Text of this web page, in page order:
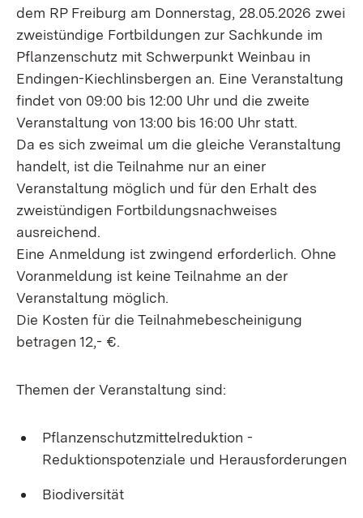
dem RP Freiburg am Donnerstag, 28.05.2026 zwei
zweistündige Fortbildungen zur Sachkunde im
Pflanzenschutz mit Schwerpunkt Weinbau in
Endingen-Kiechlinsbergen an. Eine Veranstaltung
findet von 09:00 bis 12:00 Uhr und die zweite
Veranstaltung von 13:00 bis 16:00 Uhr statt.
Da es sich zweimal um die gleiche Veranstaltung
handelt, ist die Teilnahme nur an einer
Veranstaltung möglich und für den Erhalt des
zweistündigen Fortbildungsnachweises
ausreichend.
Eine Anmeldung ist zwingend erforderlich. Ohne
Voranmeldung ist keine Teilnahme an der
Veranstaltung möglich.
Die Kosten für die Teilnahmebescheinigung
betragen 12,- €.
Themen der Veranstaltung sind:
Pflanzenschutzmittelreduktion -
Reduktionspotenziale und Herausforderungen
Biodiversität